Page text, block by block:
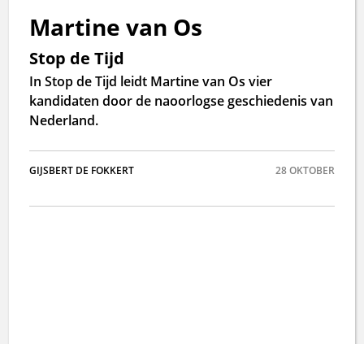
Martine van Os
Stop de Tijd
In Stop de Tijd leidt Martine van Os vier
kandidaten door de naoorlogse geschiedenis van
Nederland.
GIJSBERT DE FOKKERT 28OKTOBER